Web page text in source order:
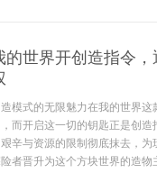
的世界开创造指令
模式的无限魅力在我的世界
而开启这一切的钥匙正是创
辛与资源的限制彻底抹去，
者晋升为这个方块世界的造